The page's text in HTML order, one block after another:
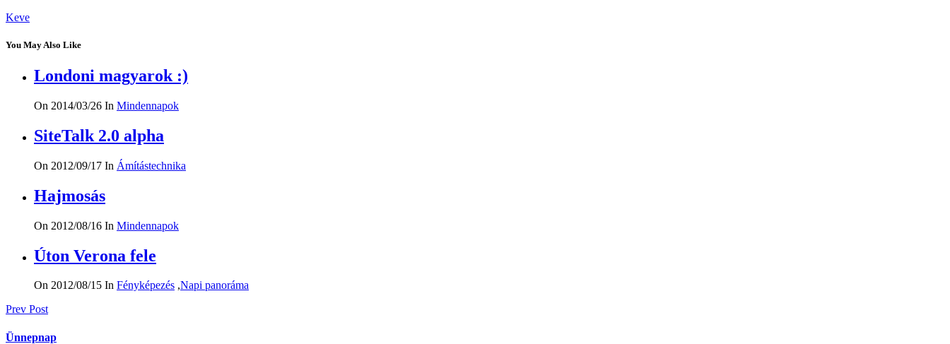
Keve
You May Also Like
Londoni magyarok :)
On 2014/03/26 In Mindennapok
SiteTalk 2.0 alpha
On 2012/09/17 In Ámítástechnika
Hajmosás
On 2012/08/16 In Mindennapok
Úton Verona fele
On 2012/08/15 In Fényképezés ,Napi panoráma
Bejegyzés
navigáció
Prev Post
Ünnepnap